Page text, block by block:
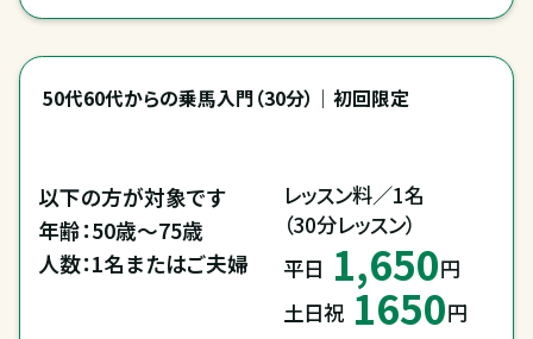
50代60代からの乗馬入門（30分）｜初回限定
以下の方が対象です
年齢：50歳～75歳
人数：1名またはご夫婦
レッスン料／1名
（30分レッスン）
平日 1,650円
土日祝 1650円